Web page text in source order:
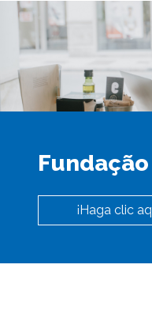
¡Haga clic